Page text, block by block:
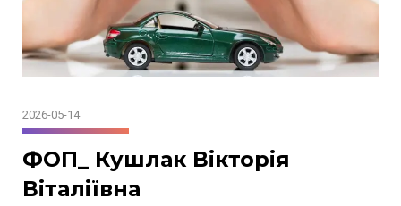
2026-05-14
ФОП_ Кушлак Вікторія
Віталіївна